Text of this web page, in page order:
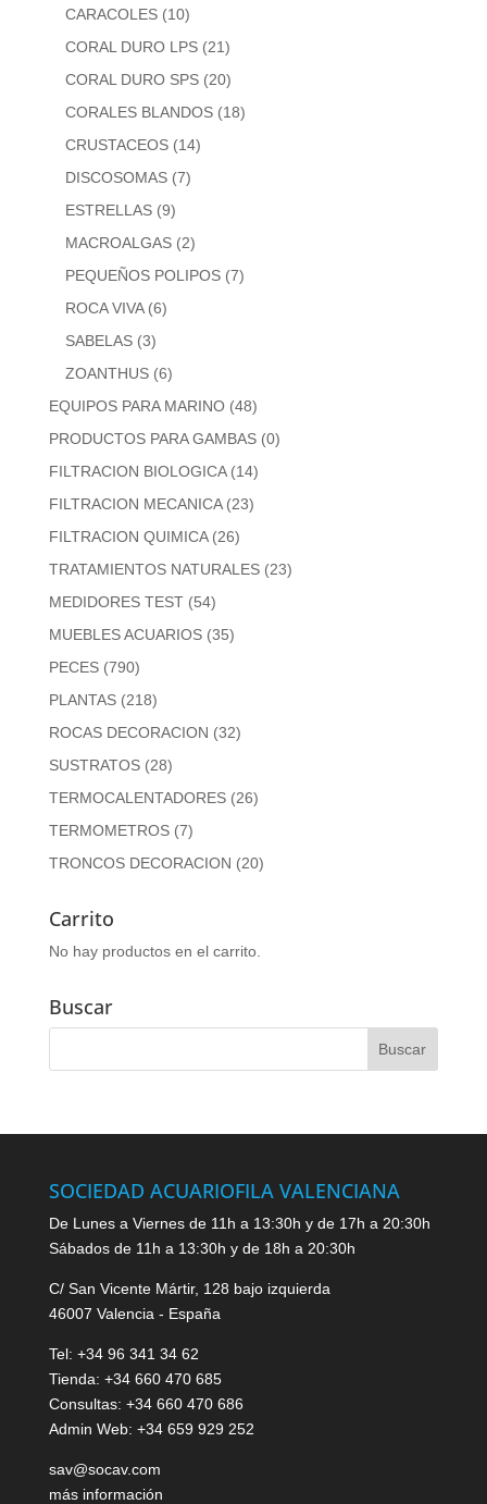
CARACOLES (10)
CORAL DURO LPS (21)
CORAL DURO SPS (20)
CORALES BLANDOS (18)
CRUSTACEOS (14)
DISCOSOMAS (7)
ESTRELLAS (9)
MACROALGAS (2)
PEQUEÑOS POLIPOS (7)
ROCA VIVA (6)
SABELAS (3)
ZOANTHUS (6)
EQUIPOS PARA MARINO (48)
PRODUCTOS PARA GAMBAS (0)
FILTRACION BIOLOGICA (14)
FILTRACION MECANICA (23)
FILTRACION QUIMICA (26)
TRATAMIENTOS NATURALES (23)
MEDIDORES TEST (54)
MUEBLES ACUARIOS (35)
PECES (790)
PLANTAS (218)
ROCAS DECORACION (32)
SUSTRATOS (28)
TERMOCALENTADORES (26)
TERMOMETROS (7)
TRONCOS DECORACION (20)
Carrito
No hay productos en el carrito.
Buscar
SOCIEDAD ACUARIOFILA VALENCIANA
De Lunes a Viernes de 11h a 13:30h y de 17h a 20:30h
Sábados de 11h a 13:30h y de 18h a 20:30h
C/ San Vicente Mártir, 128 bajo izquierda
46007 Valencia - España
Tel: +34 96 341 34 62
Tienda: +34 660 470 685
Consultas: +34 660 470 686
Admin Web: +34 659 929 252
sav@socav.com
más información